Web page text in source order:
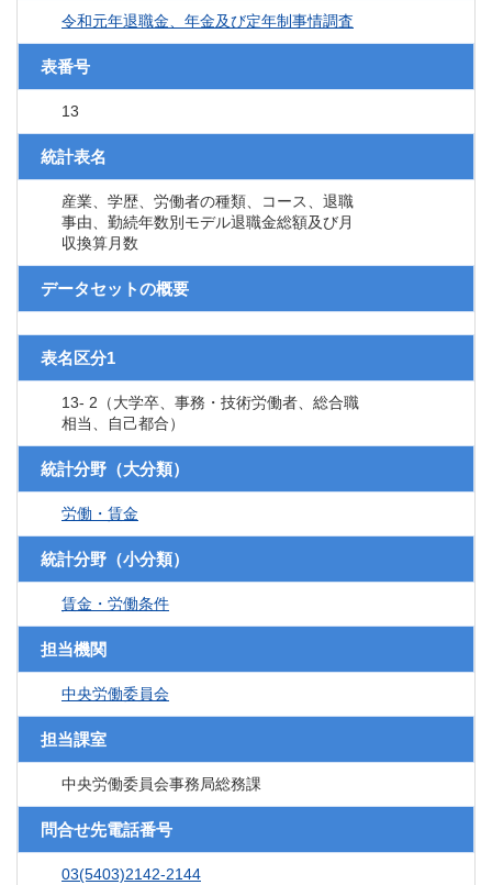
令和元年退職金、年金及び定年制事情調査
表番号
13
統計表名
産業、学歴、労働者の種類、コース、退職
事由、勤続年数別モデル退職金総額及び月
収換算月数
データセットの概要
表名区分1
13- 2（大学卒、事務・技術労働者、総合職
相当、自己都合）
統計分野（大分類）
労働・賃金
統計分野（小分類）
賃金・労働条件
担当機関
中央労働委員会
担当課室
中央労働委員会事務局総務課
問合せ先電話番号
03(5403)2142-2144